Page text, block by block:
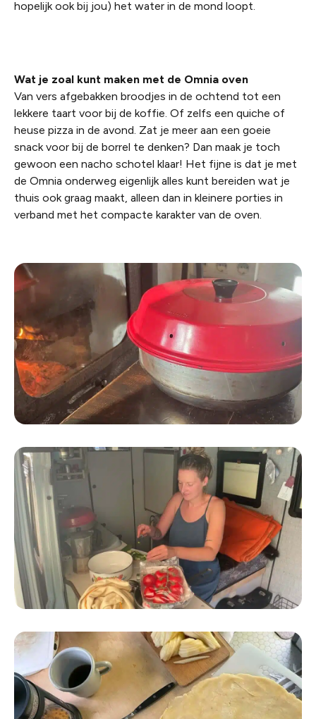
hopelijk ook bij jou) het water in de mond loopt. ​
Wat je zoal kunt maken met de Omnia oven
Van vers afgebakken broodjes in de ochtend tot een
lekkere taart voor bij de koffie. Of zelfs een quiche of
heuse pizza in de avond. Zat je meer aan een goeie
snack voor bij de borrel te denken? Dan maak je toch
gewoon een nacho schotel klaar! Het fijne is dat je met
de Omnia onderweg eigenlijk alles kunt bereiden wat je
thuis ook graag maakt, alleen dan in kleinere porties in
verband met het compacte karakter van de oven.